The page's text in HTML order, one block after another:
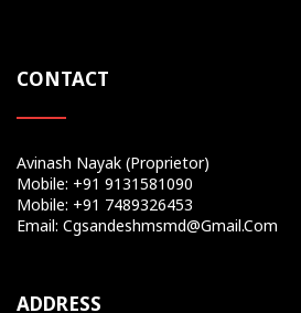
CONTACT
Avinash Nayak (Proprietor)
Mobile: +91 9131581090
Mobile: +91 7489326453
Email: Cgsandeshmsmd@gmail.com
ADDRESS